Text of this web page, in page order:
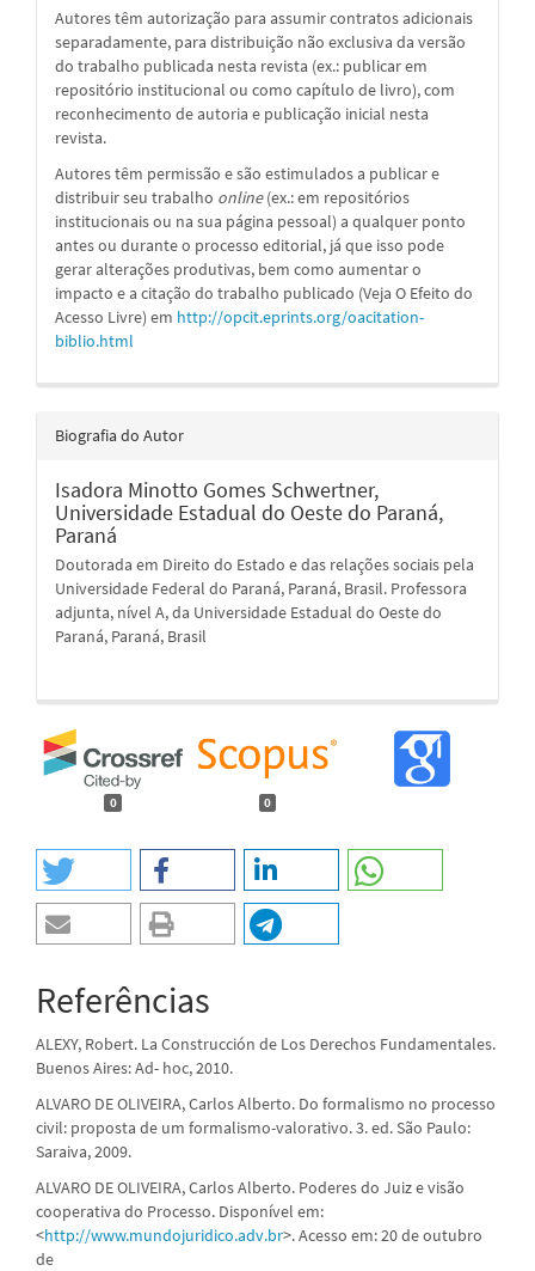
Autores têm autorização para assumir contratos adicionais
separadamente, para distribuição não exclusiva da versão
do trabalho publicada nesta revista (ex.: publicar em
repositório institucional ou como capítulo de livro), com
reconhecimento de autoria e publicação inicial nesta
revista.
Autores têm permissão e são estimulados a publicar e
distribuir seu trabalho online(ex.: em repositórios
institucionais ou na sua página pessoal) a qualquer ponto
antes ou durante o processo editorial, já que isso pode
gerar alterações produtivas, bem como aumentar o
impacto e a citação do trabalho publicado (Veja O Efeito do
Acesso Livre) em http://opcit.eprints.org/oacitation-
biblio.html
Biografia do Autor
Isadora Minotto Gomes Schwertner,
Universidade Estadual do Oeste do Paraná,
Paraná
Doutorada em Direito do Estado e das relações sociais pela
Universidade Federal do Paraná, Paraná, Brasil. Professora
adjunta, nível A, da Universidade Estadual do Oeste do
Paraná, Paraná, Brasil
0 0
Referências
ALEXY, Robert. La Construcción de Los Derechos Fundamentales.
Buenos Aires: Ad- hoc, 2010.
ALVARO DE OLIVEIRA, Carlos Alberto. Do formalismo no processo
civil: proposta de um formalismo-valorativo. 3. ed. São Paulo:
Saraiva, 2009.
ALVARO DE OLIVEIRA, Carlos Alberto. Poderes do Juiz e visão
cooperativa do Processo. Disponível em:
<http://www.mundojuridico.adv.br>. Acesso em: 20 de outubro
de